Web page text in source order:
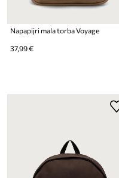
Napapijri mala torba Voyage
37,99 €